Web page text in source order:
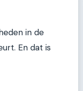
in de
En dat is